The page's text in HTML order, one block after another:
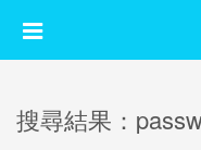
搜尋結果：